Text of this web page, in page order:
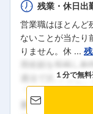
残業・休日出
営業職はほとんど
ないことが当たり
りません。休 ...
１分で無